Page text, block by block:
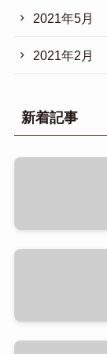
2021年5月
2021年2月
新着記事